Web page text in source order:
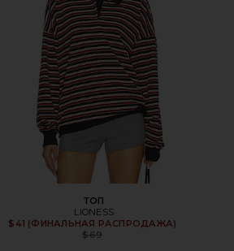
ТОП
LIONESS
$41 (ФИНАЛЬНАЯ РАСПРОДАЖА)
$69